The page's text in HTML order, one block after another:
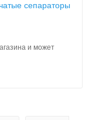
сепараторы
и может